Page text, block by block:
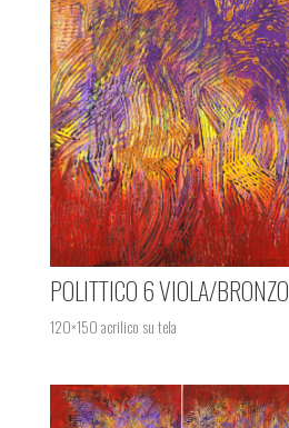
POLITTICO 6 VIOLA/BRONZO
120×150 acrilico su tela